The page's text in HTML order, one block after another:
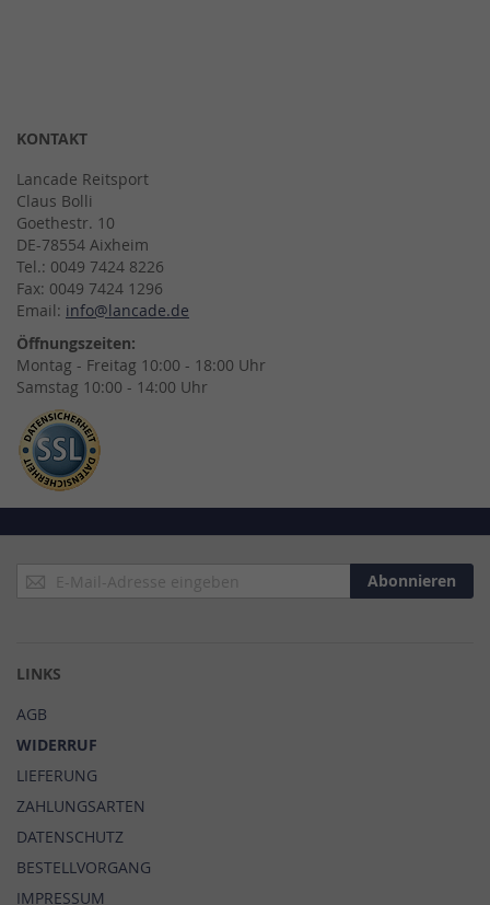
KONTAKT
Lancade Reitsport
Claus Bolli
Goethestr. 10
DE-78554 Aixheim
Tel.: 0049 7424 8226
Fax: 0049 7424 1296
Email: info@lancade.de
Öffnungszeiten:
Montag - Freitag 10:00 - 18:00 Uhr
Samstag 10:00 - 14:00 Uhr
Anmeldung
zum
Abonnieren
LINKS
AGB
WIDERRUF
LIEFERUNG
ZAHLUNGSARTEN
DATENSCHUTZ
BESTELLVORGANG
IMPRESSUM